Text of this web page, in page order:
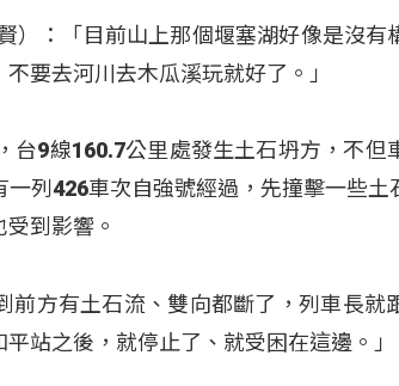
）：「目前山上那個堰塞湖好像是沒有
要去河川去木瓜溪玩就好了。」
台9線160.7公里處發生土石坍方，不但
列426車次自強號經過，先撞擊一些土
到影響。
前方有土石流、雙向都斷了，列車長就
站之後，就停止了、就受困在這邊。」